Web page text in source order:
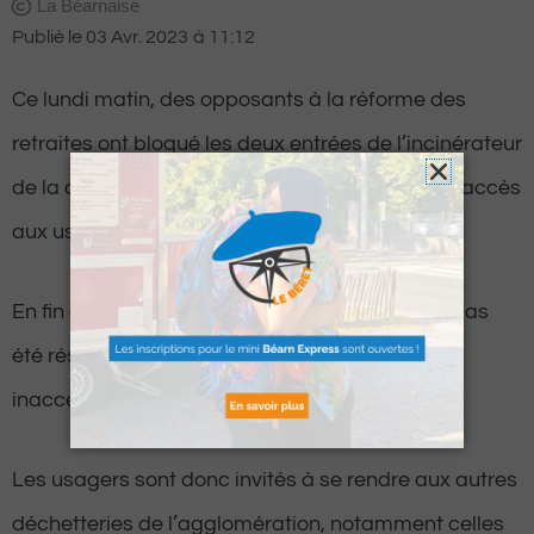
La Béarnaise
Publié le 03 Avr. 2023 à 11:12
Ce lundi matin, des opposants à la réforme des
retraites ont bloqué les deux entrées de l’incinérateur
de la déchetterie de Lescar, empêchant ainsi l’accès
aux usagers.
En fin de matinée, la situation n’avait toujours pas
été résolue et la déchetterie était toujours
inaccessible.
Les usagers sont donc invités à se rendre aux autres
déchetteries de l’agglomération, notamment celles